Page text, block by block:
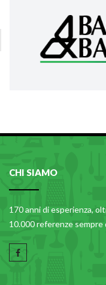
CHI SIAMO
170 anni di esperienza,
10.000 referenze sempre